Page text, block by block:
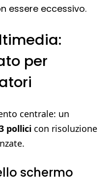
essere eccessivo.
per
centrale: un
pollici con risoluzione
schermo